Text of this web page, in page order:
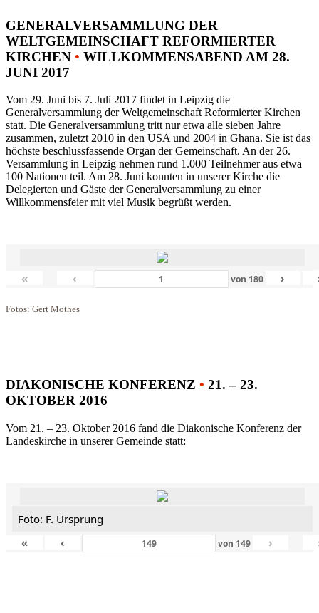
GENERALVERSAMMLUNG DER
WELTGEMEINSCHAFT REFORMIERTER
KIRCHEN • WILLKOMMENSABEND AM 28.
JUNI 2017
Vom 29. Juni bis 7. Juli 2017 findet in Leipzig die
Generalversammlung der Weltgemeinschaft Reformierter Kirchen
statt. Die Generalversammlung tritt nur etwa alle sieben Jahre
zusammen, zuletzt 2010 in den USA und 2004 in Ghana. Sie ist das
höchste beschlussfassende Organ der Gemeinschaft. An der 26.
Versammlung in Leipzig nehmen rund 1.000 Teilnehmer aus etwa
100 Nationen teil. Am 28. Juni konnten in unserer Kirche die
Delegierten und Gäste der Generalversammlung zu einer
Willkommensfeier mit viel Musik begrüßt werden.
« ‹ von 180 ›
Fotos: Gert Mothes
DIAKONISCHE KONFERENZ • 21. – 23.
OKTOBER 2016
Vom 21. – 23. Oktober 2016 fand die Diakonische Konferenz der
Landeskirche in unserer Gemeinde statt:
Foto: F. Ursprung
«
‹ von 149 ›